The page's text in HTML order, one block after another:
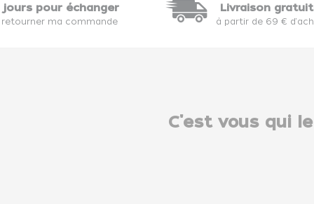
jours pour échanger
retourner ma commande
Livraison
à partir de 69 €
C'est vous qui